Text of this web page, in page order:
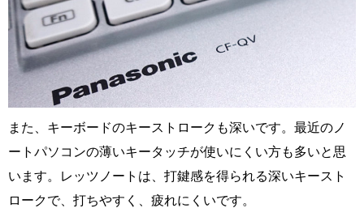
また、キーボードのキーストロークも深いです。最近のノ
ートパソコンの薄いキータッチが使いにくい方も多いと思
います。レッツノートは、打鍵感を得られる深いキースト
ロークで、打ちやすく、疲れにくいです。